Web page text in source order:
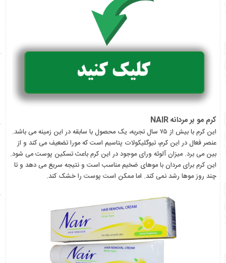
کرم مو بر مردانه NAIR
این کرم با بیش از ۷۵ سال تجربه، یک محصول با سابقه در این زمینه می باشد.
عنصر فعال در این کرم، تیوگلیکولات پتاسیم است که مورا تضعیف می کند و از
بین می برد. میزان آلوئه ورای موجود در این کرم باعث تسکین پوست می شود.
این کرم برای مردان با موهای ضخیم مناسب است و نتیجه سریع می دهد و تا
چند روز موها رشد نمی کند. اما ممکن است پوست را خشک کند.